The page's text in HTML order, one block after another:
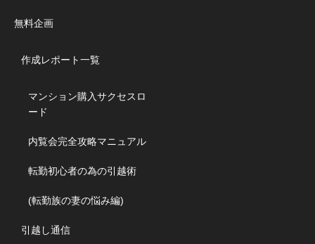
無料企画
作成レポート一覧
マンション購入サクセスロ
ード
内覧会完全攻略マニュアル
転勤初心者の為の引越術
(転勤族の妻の悩み編)
引越し通信